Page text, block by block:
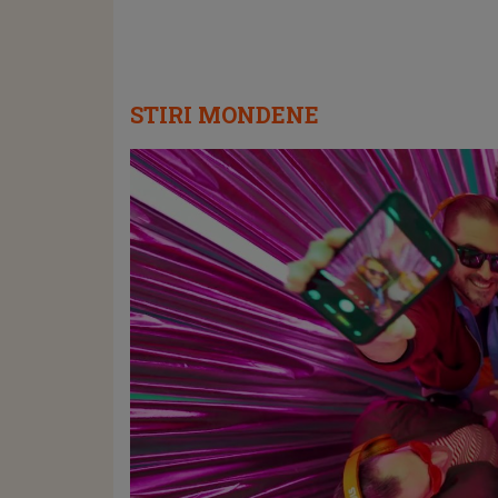
STIRI MONDENE